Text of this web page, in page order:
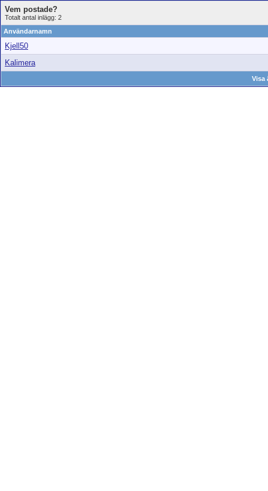
Vem postade?
Totalt antal inlägg: 2
Användarnamn
Kjell50
Kalimera
Visa